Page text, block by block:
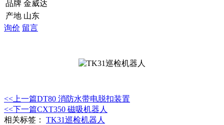
品牌 金威达
产地 山东
询价 留言
<<上一篇DT80 消防水带电脱扣装置
<<下一篇CXT350 磁吸机器人
相关标签： TK31巡检机器人